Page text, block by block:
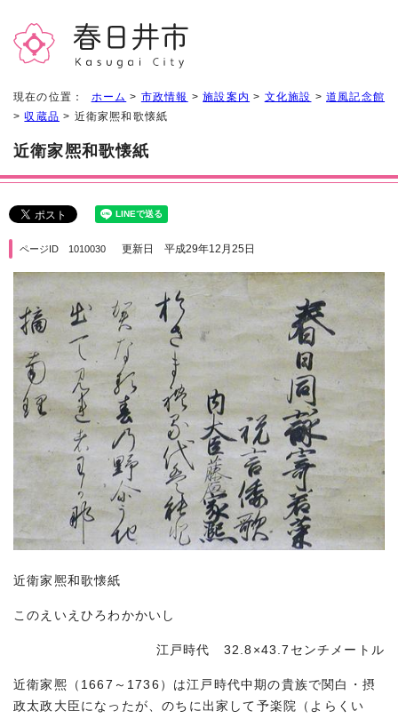
現在の位置： ホーム > 市政情報 >施設案内 > 文化施設 >道風記念館
>収蔵品 > 近衛家熈和歌懐紙
近衛家熈和歌懐紙
ページID 1010030 更新日 平成29年12月25日
近衛家熈和歌懐紙
このえいえひろわかかいし
江戸時代 32.8×43.7センチメートル
近衛家熈（1667～1736）は江戸時代中期の貴族で関白・摂
政太政大臣になったが、のちに出家して予楽院（よらくい